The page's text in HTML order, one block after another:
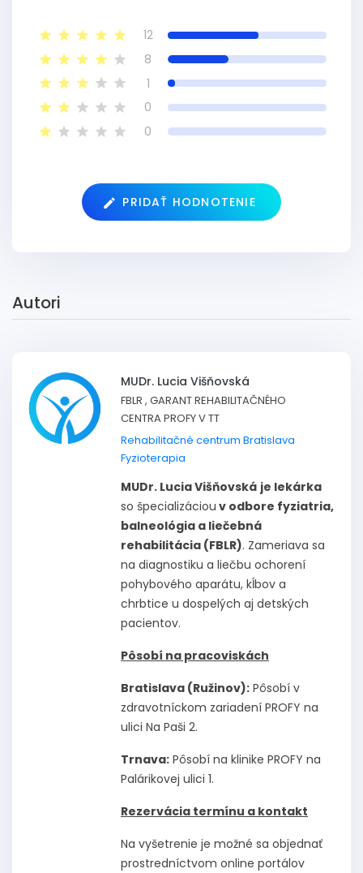
12
8
1
0
0
PRIDAŤ HODNOTENIE
Autori
MUDr. Lucia Višňovská
FBLR , GARANT REHABILITAČNÉHO
CENTRA PROFY V TT
Rehabilitačné centrum Bratislava
Fyzioterapia
MUDr. Lucia Višňovská je lekárka
so špecializáciou v odbore fyziatria,
balneológia a liečebná
rehabilitácia (FBLR). Zameriava sa
na diagnostiku a liečbu ochorení
pohybového aparátu, kĺbov a
chrbtice u dospelých aj detských
pacientov.
Pôsobí na pracoviskách
Bratislava (Ružinov): Pôsobí v
zdravotníckom zariadení PROFY na
ulici Na Paši 2.
Trnava: Pôsobí na klinike PROFY na
Palárikovej ulici 1.
Rezervácia termínu a kontakt
Na vyšetrenie je možné sa objednať
prostredníctvom online portálov